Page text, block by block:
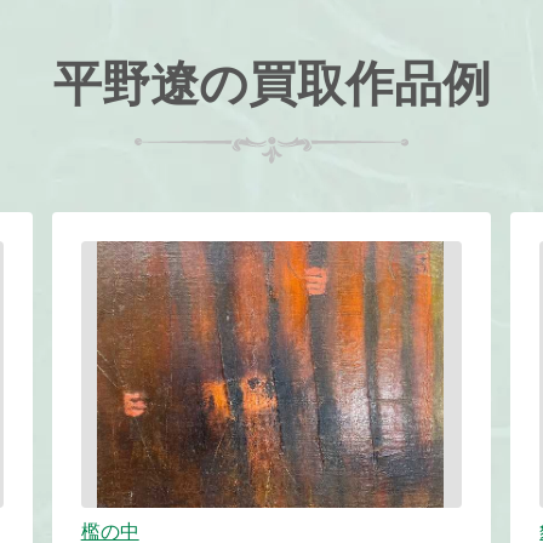
平野遼の買取作品例
檻の中